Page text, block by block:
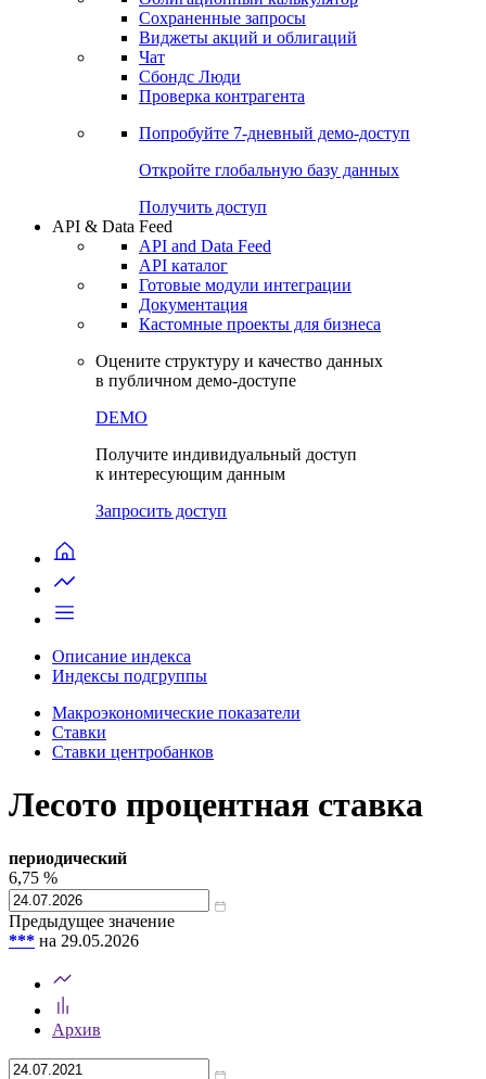
Сохраненные запросы
Виджеты акций и облигаций
Чат
Сбондс Люди
Проверка контрагента
Попробуйте 7-дневный демо-доступ
Откройте глобальную базу данных
Получить доступ
API & Data Feed
API and Data Feed
API каталог
Готовые модули интеграции
Документация
Кастомные проекты для бизнеса
Оцените структуру и качество данных
в публичном демо-доступе
DEMO
Получите индивидуальный доступ
к интересующим данным
Запросить доступ
Описание индекса
Индексы подгруппы
Макроэкономические показатели
Ставки
Ставки центробанков
Лесото процентная ставка
периодический
6,75 %
Предыдущее значение
*** на 29.05.2026
Архив